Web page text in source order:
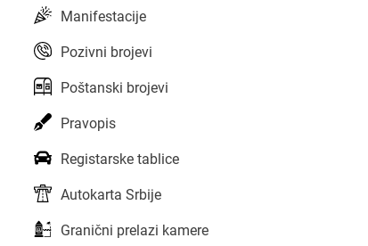
Manifestacije
Pozivni brojevi
Poštanski brojevi
Pravopis
Registarske tablice
Autokarta Srbije
Granični prelazi kamere